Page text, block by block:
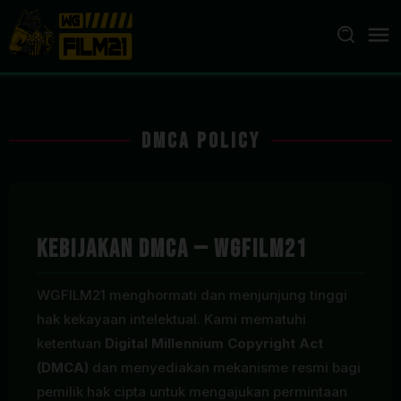
Loncat
konten
DMCA Policy
Kebijakan DMCA — WGFILM21
WGFILM21 menghormati dan menjunjung tinggi
hak kekayaan intelektual. Kami mematuhi
ketentuan Digital Millennium Copyright Act
(DMCA) dan menyediakan mekanisme resmi bagi
pemilik hak cipta untuk mengajukan permintaan